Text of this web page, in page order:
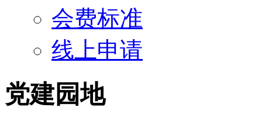
会费标准
线上申请
党建园地